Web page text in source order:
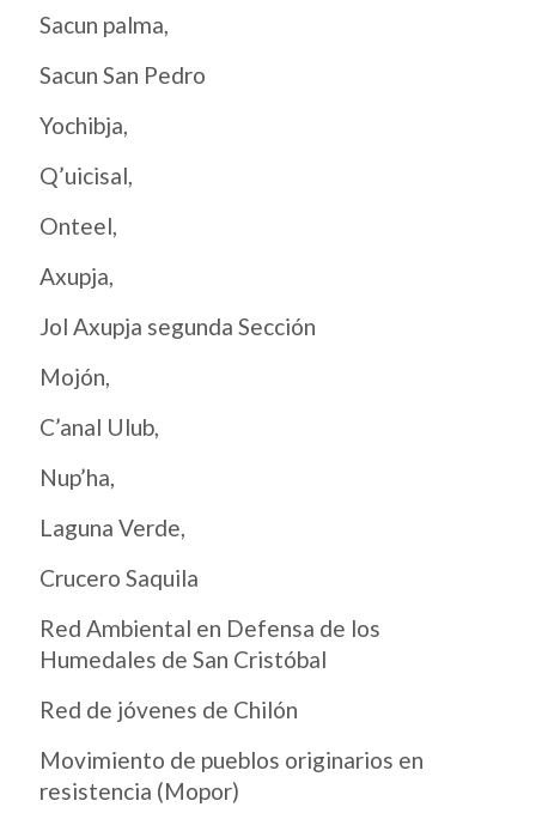
Sacun palma,
Sacun San Pedro
Yochibja,
Q’uicisal,
Onteel,
Axupja,
Jol Axupja segunda Sección
Mojón,
C’anal Ulub,
Nup’ha,
Laguna Verde,
Crucero Saquila
Red Ambiental en Defensa de los
Humedales de San Cristóbal
Red de jóvenes de Chilón
Movimiento de pueblos originarios en
resistencia (Mopor)